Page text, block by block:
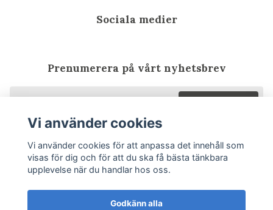
Sociala medier
Prenumerera på vårt nyhetsbrev
Vi använder cookies
Vi använder cookies för att anpassa det innehåll som
visas för dig och för att du ska få bästa tänkbara
upplevelse när du handlar hos oss.
Godkänn alla